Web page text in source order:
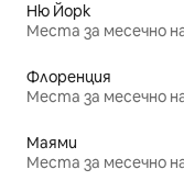
Ню Йорк
Места за месечно
Флоренция
Места за месечно
Маями
Места за месечно